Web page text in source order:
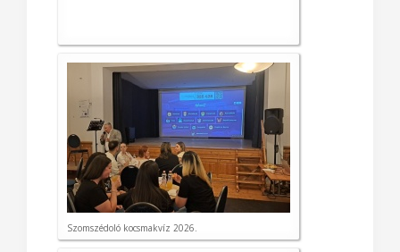
Szomszédoló kocsmakvíz 2026.